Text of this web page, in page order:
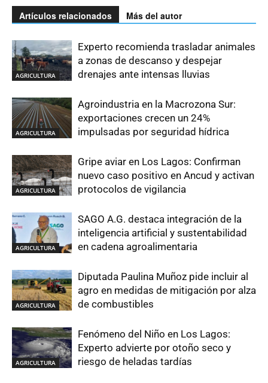
Artículos relacionados Más del autor
AGRICULTURA
Experto recomienda trasladar animales
a zonas de descanso y despejar
drenajes ante intensas lluvias
AGRICULTURA
Agroindustria en la Macrozona Sur:
exportaciones crecen un 24%
impulsadas por seguridad hídrica
AGRICULTURA
Gripe aviar en Los Lagos: Confirman
nuevo caso positivo en Ancud y activan
protocolos de vigilancia
AGRICULTURA
SAGO A.G. destaca integración de la
inteligencia artificial y sustentabilidad
en cadena agroalimentaria
AGRICULTURA
Diputada Paulina Muñoz pide incluir al
agro en medidas de mitigación por alza
de combustibles
AGRICULTURA
Fenómeno del Niño en Los Lagos:
Experto advierte por otoño seco y
riesgo de heladas tardías